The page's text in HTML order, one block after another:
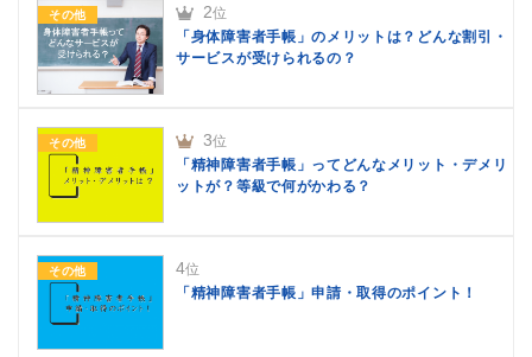
その他 2位
「身体障害者手帳」のメリットは？どんな割引・
サービスが受けられるの？
その他 3位
「精神障害者手帳」ってどんなメリット・デメリ
ットが？等級で何がかわる？
その他 4位
「精神障害者手帳」申請・取得のポイント！